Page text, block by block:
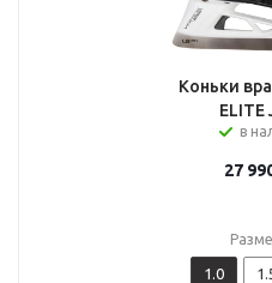
Коньки
ELITE
в
27
1.0